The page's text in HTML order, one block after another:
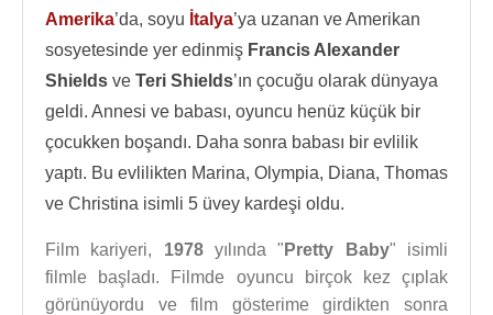
Amerika’da, soyu İtalya’ya uzanan ve Amerikan
sosyetesinde yer edinmiş Francis Alexander
Shields ve Teri Shields’ın çocuğu olarak dünyaya
geldi. Annesi ve babası, oyuncu henüz küçük bir
çocukken boşandı. Daha sonra babası bir evlilik
yaptı. Bu evlilikten Marina, Olympia, Diana, Thomas
ve Christina isimli 5 üvey kardeşi oldu.
Film kariyeri, 1978yılında " Pretty Baby" isimli
filmle başladı. Filmde oyuncu birçok kez çıplak
görünüyordu ve film gösterime girdikten sonra